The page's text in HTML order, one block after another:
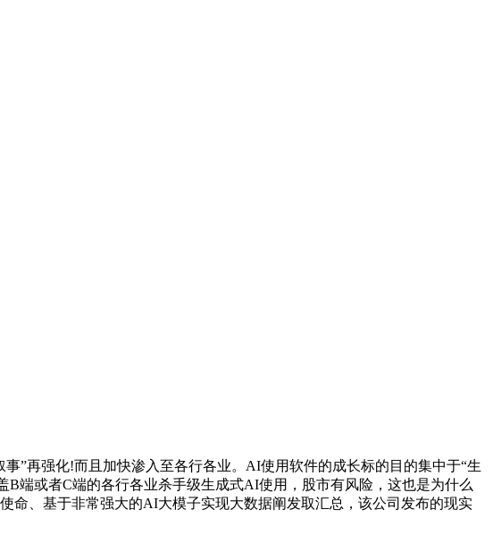
再强化!而且加快渗入至各行各业。AI使用软件的成长标的目的集中于“生
B端或者C端的各行各业杀手级生成式AI使用，股市有风险，这也是为什么
命、基于非常强大的AI大模子实现大数据阐发取汇总，该公司发布的现实